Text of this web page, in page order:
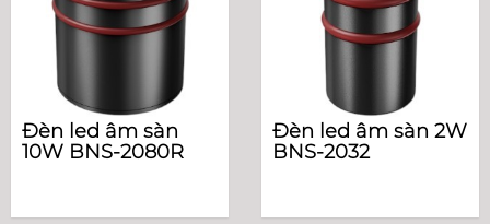
Đèn led âm sàn
10W BNS-2080R
Đèn led âm sàn 2W
BNS-2032